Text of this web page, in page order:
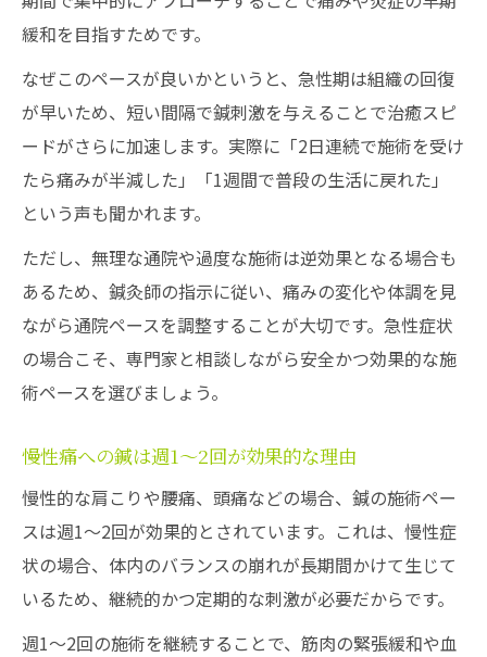
緩和を目指すためです。
なぜこのペースが良いかというと、急性期は組織の回復
が早いため、短い間隔で鍼刺激を与えることで治癒スピ
ードがさらに加速します。実際に「2日連続で施術を受け
たら痛みが半減した」「1週間で普段の生活に戻れた」
という声も聞かれます。
ただし、無理な通院や過度な施術は逆効果となる場合も
あるため、鍼灸師の指示に従い、痛みの変化や体調を見
ながら通院ペースを調整することが大切です。急性症状
の場合こそ、専門家と相談しながら安全かつ効果的な施
術ペースを選びましょう。
慢性痛への鍼は週1〜2回が効果的な理由
慢性的な肩こりや腰痛、頭痛などの場合、鍼の施術ペー
スは週1〜2回が効果的とされています。これは、慢性症
状の場合、体内のバランスの崩れが長期間かけて生じて
いるため、継続的かつ定期的な刺激が必要だからです。
週1〜2回の施術を継続することで、筋肉の緊張緩和や血